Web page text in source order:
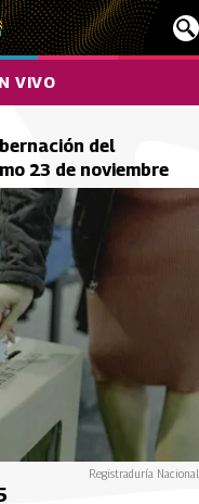
VIVO
del
23 de noviembre
Registraduría Nacional